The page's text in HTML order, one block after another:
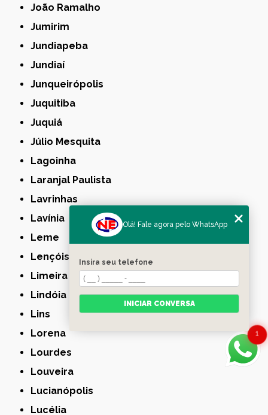
João Ramalho
Jumirim
Jundiapeba
Jundiaí
Junqueirópolis
Juquitiba
Juquiá
Júlio Mesquita
Lagoinha
Laranjal Paulista
Lavrinhas
Lavínia
Leme
Lençóis Paulista
Limeira
Lindóia
Lins
Lorena
Lourdes
Louveira
Lucianópolis
Lucélia
1
Olá! Fale agora pelo WhatsApp
Insira seu telefone
INICIAR CONVERSA